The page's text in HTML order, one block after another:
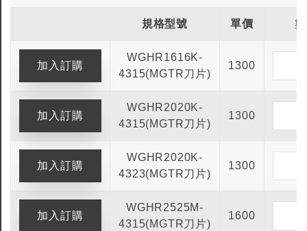
規格型號 單價
WGHR1616K-
4315(MGTR刀片)
1300
WGHR2020K-
4315(MGTR刀片)
1300
WGHR2020K-
4323(MGTR刀片)
1300
WGHR2525M-
4315(MGTR刀片)
1600